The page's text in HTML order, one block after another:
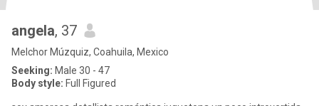
angela, 37
Melchor Múzquiz, Coahuila, Mexico
Seeking: Male 30 - 47
Body style: Full Figured